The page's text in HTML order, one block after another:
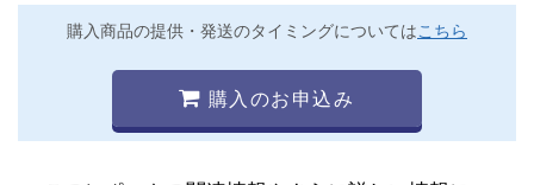
購入商品の提供・発送のタイミングについてはこちら
購入のお申込み